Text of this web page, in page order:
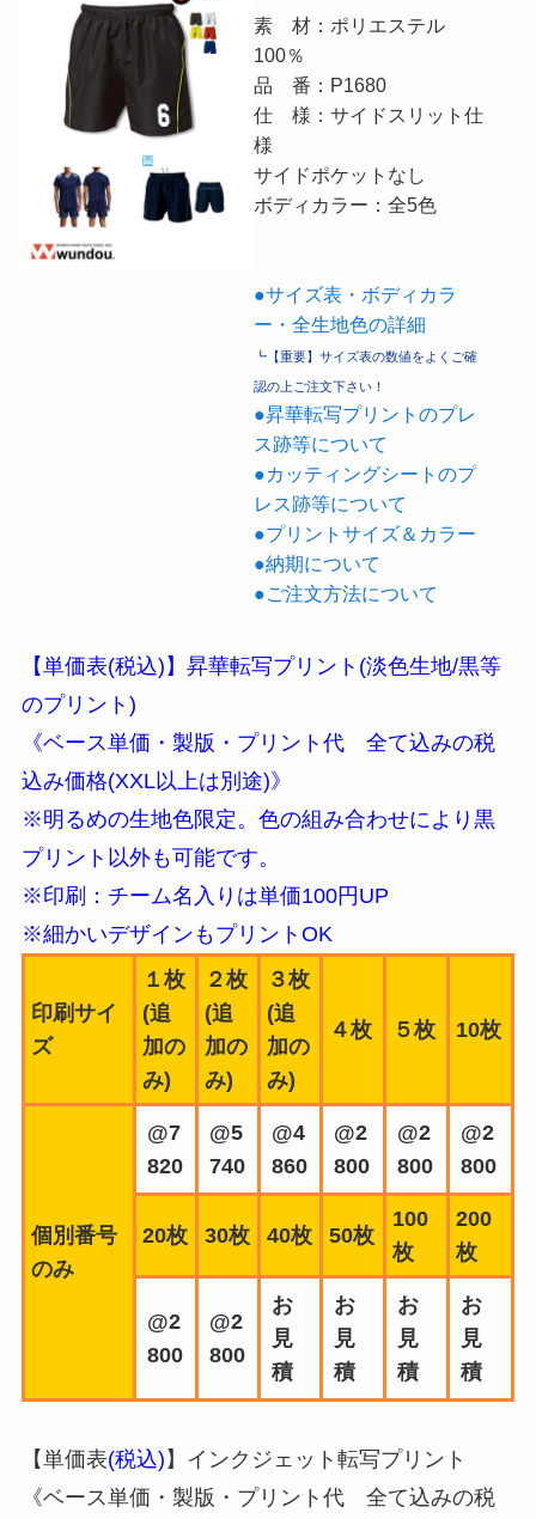
素 材：ポリエステル
100％
品 番：P1680
仕 様：サイドスリット仕
様
サイドポケットなし
ボディカラー：全5色
●サイズ表・ボディカラ
ー・全生地色の詳細
┗【重要】サイズ表の数値をよくご確
認の上ご注文下さい！
●昇華転写プリントのプレ
ス跡等について
●カッティングシートのプ
レス跡等について
●プリントサイズ＆カラー
●納期について
●ご注文方法について
【単価表(税込)】昇華転写プリント(淡色生地/黒等
のプリント)
《ベース単価・製版・プリント代 全て込みの税
込み価格(XXL以上は別途)》
※明るめの生地色限定。色の組み合わせにより黒
プリント以外も可能です。
※印刷：チーム名入りは単価100円UP
※細かいデザインもプリントOK
印刷サイ
ズ
１枚
(追
加の
み)
２枚
(追
加の
み)
３枚
(追
加の
み)
４枚 ５枚 10枚
個別番号
のみ
@7
820
@5
740
@4
860
@2
800
@2
800
@2
800
20枚 30枚 40枚 50枚
100
枚
200
枚
@2
800
@2
800
お
見
積
お
見
積
お
見
積
お
見
積
【単価表(税込) 】インクジェット転写プリント
《ベース単価・製版・プリント代 全て込みの税